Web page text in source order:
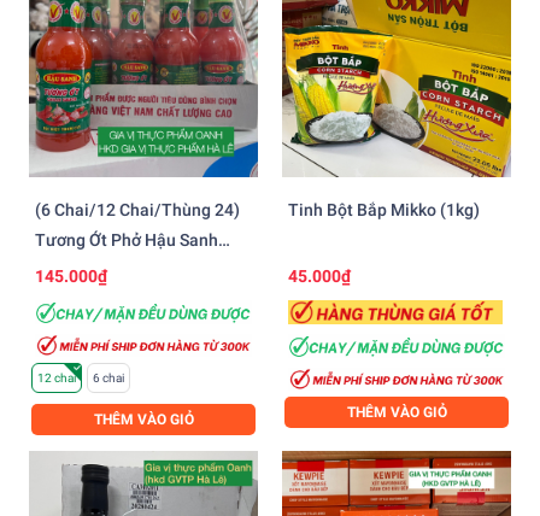
(6 Chai/12 Chai/thùng 24)
Tương Ớt Phở Hậu Sanh
(250gr) - NẮP XANH
145.000₫
12 chai 6 chai
THÊM VÀO GIỎ
Tinh Bột Bắp Mikko (1kg)
45.000₫
THÊM VÀO GIỎ